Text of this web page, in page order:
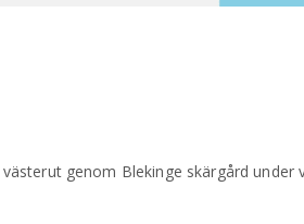
genom Blekinge skärgård